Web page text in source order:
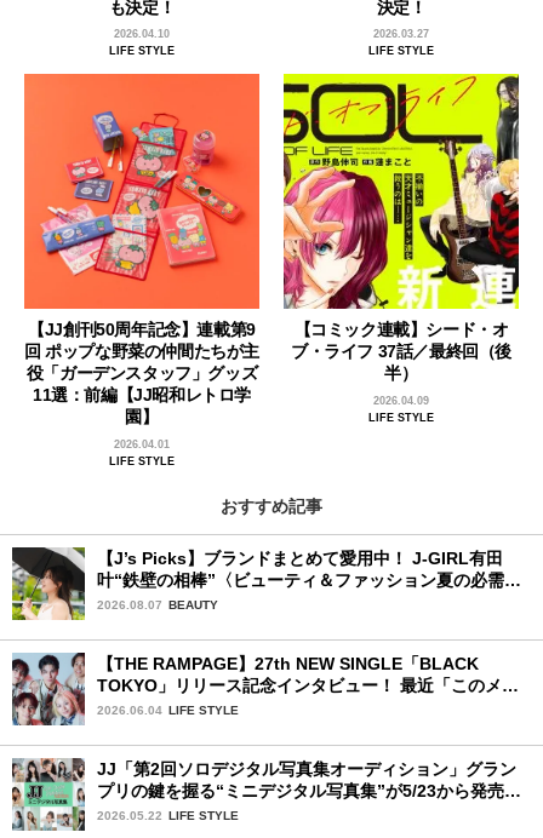
も決定！
2026.04.10
LIFE STYLE
決定！
2026.03.27
LIFE STYLE
【JJ創刊50周年記念】連載第9
回 ポップな野菜の仲間たちが主
役「ガーデンスタッフ」グッズ
11選：前編【JJ昭和レトロ学
園】
2026.04.01
LIFE STYLE
【コミック連載】シード・オ
ブ・ライフ 37話／最終回（後
半）
2026.04.09
LIFE STYLE
おすすめ記事
【J’s Picks】ブランドまとめて愛用中！ J-GIRL有田
叶“鉄壁の相棒”〈ビューティ＆ファッション夏の必需
品〉
2026.08.07 BEAUTY
【THE RAMPAGE】27th NEW SINGLE「BLACK
TOKYO」リリース記念インタビュー！ 最近「このメン
バー、男らしいな」と感じた瞬間は？
2026.06.04 LIFE STYLE
JJ「第2回ソロデジタル写真集オーディション」グラン
プリの鍵を握る“ミニデジタル写真集”が5/23から発売！
ファイナリストの個性あふれる18冊
2026.05.22 LIFE STYLE